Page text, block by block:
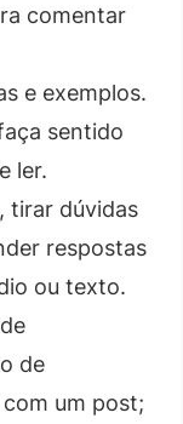
comentar
e exemplos.
sentido
ler.
tirar dúvidas
respostas
ou texto.
de
um post;